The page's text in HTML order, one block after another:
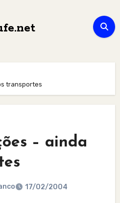
transportes
– ainda
17/02/2004